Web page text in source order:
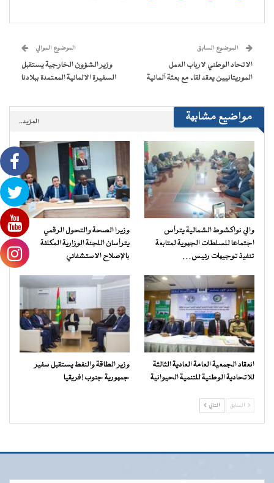
في في في في جديدة) الإلكتروني
نافذة
جديدة)
الموضوع السابق
الاتحاد الوطني لارباب العمل
الموريتانيين يعقد لقاء مع بعثة ألمانية
الموضوع الموالي
وزير الشؤون الخارجية يستقبل
السفيرة الالمانية المعتمدة ببلادنا
مواضيع مشابهة المزيد..
والي نواكشوط الشمالية يترأس
اجتماعا للسلطات الجهوية لمتابعة
تنفيذ توجيهات رئيس…
وزيرا الصحة والتحول الرقمي
يترأسان اللجنة الوزارية المكلفة
بالإصلاح الاستشفائي
انعقاد الجمعية العامة العادية الثالثة
للاتحادية الوطنية للتنمية الحيوانية
وزير الطاقة والنفط يستقبل سفير
جمهورية جنوب إفريقيا
السابق التالي